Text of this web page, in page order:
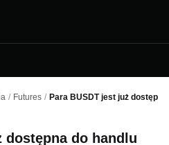
/ Futures / Para BUSDT jest już
dostępna do handlu